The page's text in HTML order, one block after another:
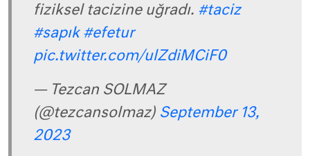
fiziksel tacizine uğradı. #taciz
#sapık #efetur
pic.twitter.com/ulZdiMCiF0
— Tezcan SOLMAZ
(@tezcansolmaz) September 13,
2023